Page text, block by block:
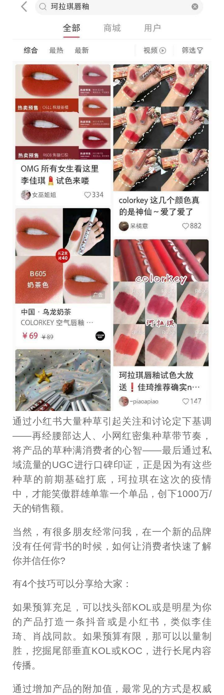
通过小红书大量种草引起关注和讨论定下基调
——再经腰部达人、小网红密集种草带节奏，
将产品的草种满消费者的心智——最后通过私
域流量的UGC进行口碑印证，正是因为有这些
种草的前期基础打底，珂拉琪在这次的疫情
中，才能笑傲群雄单靠一个单品，创下1000万/
天的销售额。
当然，有很多朋友经常问我，在一个新的品牌
没有任何背书的时候，如何让消费者快速了解
你并信任你?
有4个技巧可以分享给大家：
如果预算充足，可以找头部KOL或是明星为你
的产品打造一条抖音或是小红书，类似李佳
琦、肖战同款。如果预算有限，那可以以量制
胜，挖掘尾部垂直KOL或KOC，进行长尾内容
传播。
通过增加产品的附加值，最常见的方式是权威